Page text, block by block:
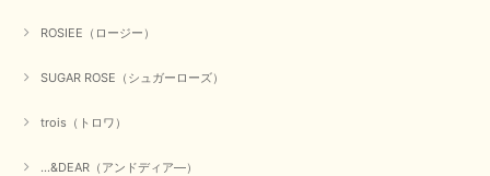
ROSIEE（ロージー）
SUGAR ROSE（シュガーローズ）
trois（トロワ）
...&DEAR（アンドディア―）